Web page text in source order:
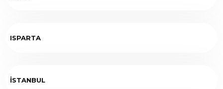
ISPARTA
İSTANBUL